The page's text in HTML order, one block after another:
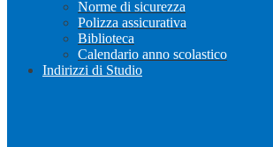
Norme di sicurezza
Polizza assicurativa
Biblioteca
Calendario anno scolastico
Indirizzi di Studio